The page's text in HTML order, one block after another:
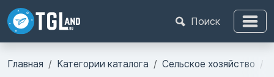
Поиск
Главная Категории каталога Сельское хозяйство